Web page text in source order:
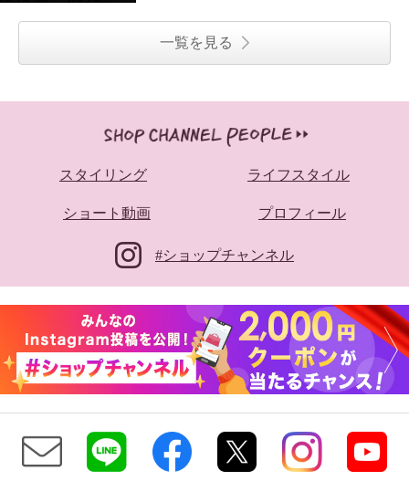
一覧を見る
スタイリング ライフスタイル
ショート動画 プロフィール
#ショップチャンネル